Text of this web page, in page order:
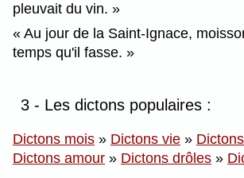
pleuvait du vin.
Au jour de la Saint-Ignace,
temps qu'il fasse.
3 - Les dictons populaires :
Dictons mois » Dictons vie »
Dictons amour » Dictons drôles »